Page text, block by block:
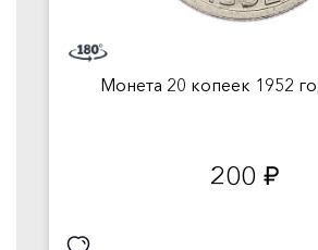
Монета 20 копеек 1952
200 руб.